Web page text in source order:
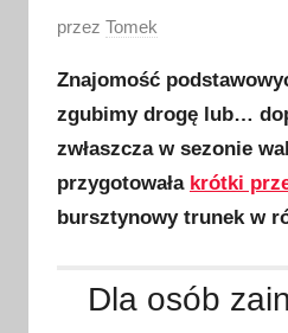
O
u
b
l
i
k
przez Tomek
Znajomość
zgubimy drogę lub…
zwłaszcza w sezonie
przygotowała krótki
bursztynowy trunek w
Dla osób